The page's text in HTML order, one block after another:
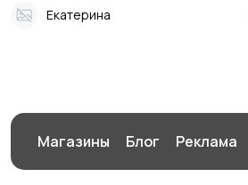
Екатерина
Магазины Блог Реклама